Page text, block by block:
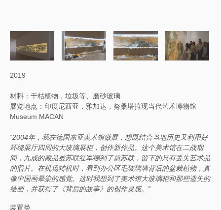
2019
材料：干枯植物，垃圾等、磨砂玻璃
展览地点：印度尼西亚，雅加达，努桑塔拉现当代艺术博物馆
Museum MACAN
“2004年，我在德国东亚美术馆做展，想既结合当地历史又利用好
环绕展厅四周的大玻璃展柜，创作新作品。这个美术馆在二战期
间，九成的藏品被苏联红军挪到了前苏联，留下的只有丢失艺术品
的照片。在机场转机时，看到办公区毛玻璃墙背后的盆栽植物，真
像中国画晕染的感觉。这时我想到了美术馆大玻璃柜和那些遗失的
绘画，并获得了《背后的故事》的创作灵感。”
装置类